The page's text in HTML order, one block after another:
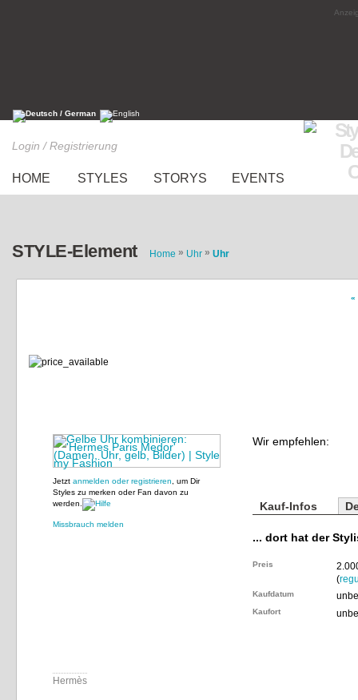
Login / Registrierung
HOME STYLES STORYS EVENTS
STYLE-Element Home » Uhr » Uhr
«
Jetzt anmelden oder registrieren , um Dir
Styles zu merken oder Fan davon zu
werden.
Missbrauch melden
Wir empfehlen:
Kauf-Infos
... dort hat der
Preis
(
Kaufdatum
Kaufort
Hermès